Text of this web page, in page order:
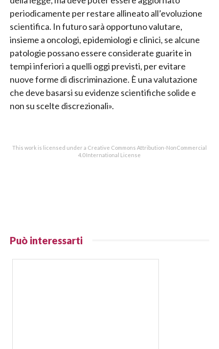
periodicamente per restare allineato all’evoluzione
scientifica. In futuro sarà opportuno valutare,
insieme a oncologi, epidemiologi e clinici, se alcune
patologie possano essere considerate guarite in
tempi inferiori a quelli oggi previsti, per evitare
nuove forme di discriminazione. È una valutazione
che deve basarsi su evidenze scientifiche solide e
non su scelte discrezionali».
This work is licensed under a Creative Commons Attribution-NonCommercial
4.0 International License
Può interessarti